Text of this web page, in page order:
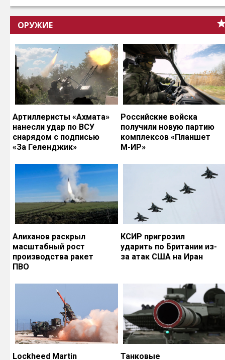
ОРУЖИЕ
Артиллеристы «Ахмата»
нанесли удар по ВСУ
снарядом с подписью
«За Геленджик»
Российские войска
получили новую партию
комплексов «Планшет
М-ИР»
Алиханов раскрыл
масштабный рост
производства ракет
ПВО
КСИР пригрозил
ударить по Британии из-
за атак США на Иран
Lockheed Martin
Танковые